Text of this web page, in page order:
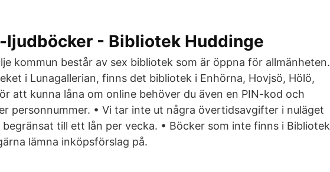
ljudböcker - Bibliotek Huddinge
kommun består av sex bibliotek som är öppna för allmänheten.
i Lunagallerian, finns det bibliotek i Enhörna, Hovjsö, Hölö,
att kunna låna om online behöver du även en PIN-kod och
personnummer. • Vi tar inte ut några övertidsavgifter i nuläget
till ett lån per vecka. • Böcker som inte finns i Bibliotek
lämna inköpsförslag på.